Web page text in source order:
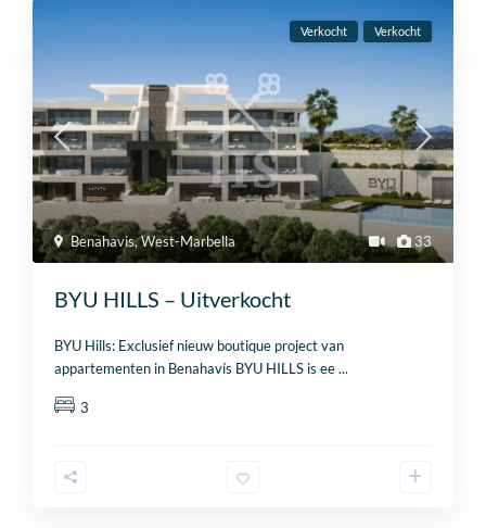
33
Benahavis,West-Marbella
Verkocht Verkocht
BYU HILLS – Uitverkocht
BYU Hills: Exclusief nieuw boutique project van
appartementen in Benahavís BYU HILLS is ee...
3